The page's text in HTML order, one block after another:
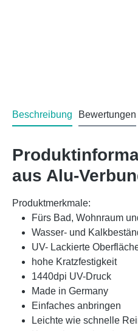
Beschreibung Bewertungen
aus Alu-
Produktmerkmale:
Fürs Bad, Wohnraum
Wasser- und
UV- Lackierte
hohe Kratzfestigkeit
1440dpi UV-Druck
Made in Germany
Einfaches anbringen
Leichte wie schnelle